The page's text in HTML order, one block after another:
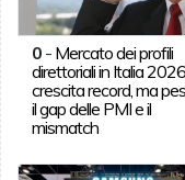
0- Mercato dei profili
direttoriali in Italia
crescita record, ma
il gap delle PMI e il
mismatch